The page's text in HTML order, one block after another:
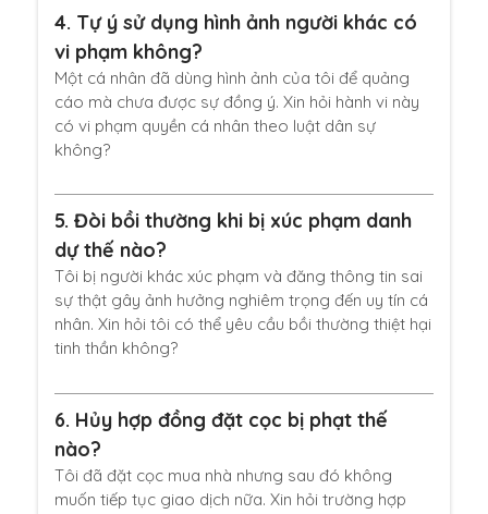
4. Tự ý sử dụng hình ảnh người khác có
vi phạm không?
Một cá nhân đã dùng hình ảnh của tôi để quảng
cáo mà chưa được sự đồng ý. Xin hỏi hành vi này
có vi phạm quyền cá nhân theo luật dân sự
không?
5. Đòi bồi thường khi bị xúc phạm danh
dự thế nào?
Tôi bị người khác xúc phạm và đăng thông tin sai
sự thật gây ảnh hưởng nghiêm trọng đến uy tín cá
nhân. Xin hỏi tôi có thể yêu cầu bồi thường thiệt hại
tinh thần không?
6. Hủy hợp đồng đặt cọc bị phạt thế
nào?
Tôi đã đặt cọc mua nhà nhưng sau đó không
muốn tiếp tục giao dịch nữa. Xin hỏi trường hợp